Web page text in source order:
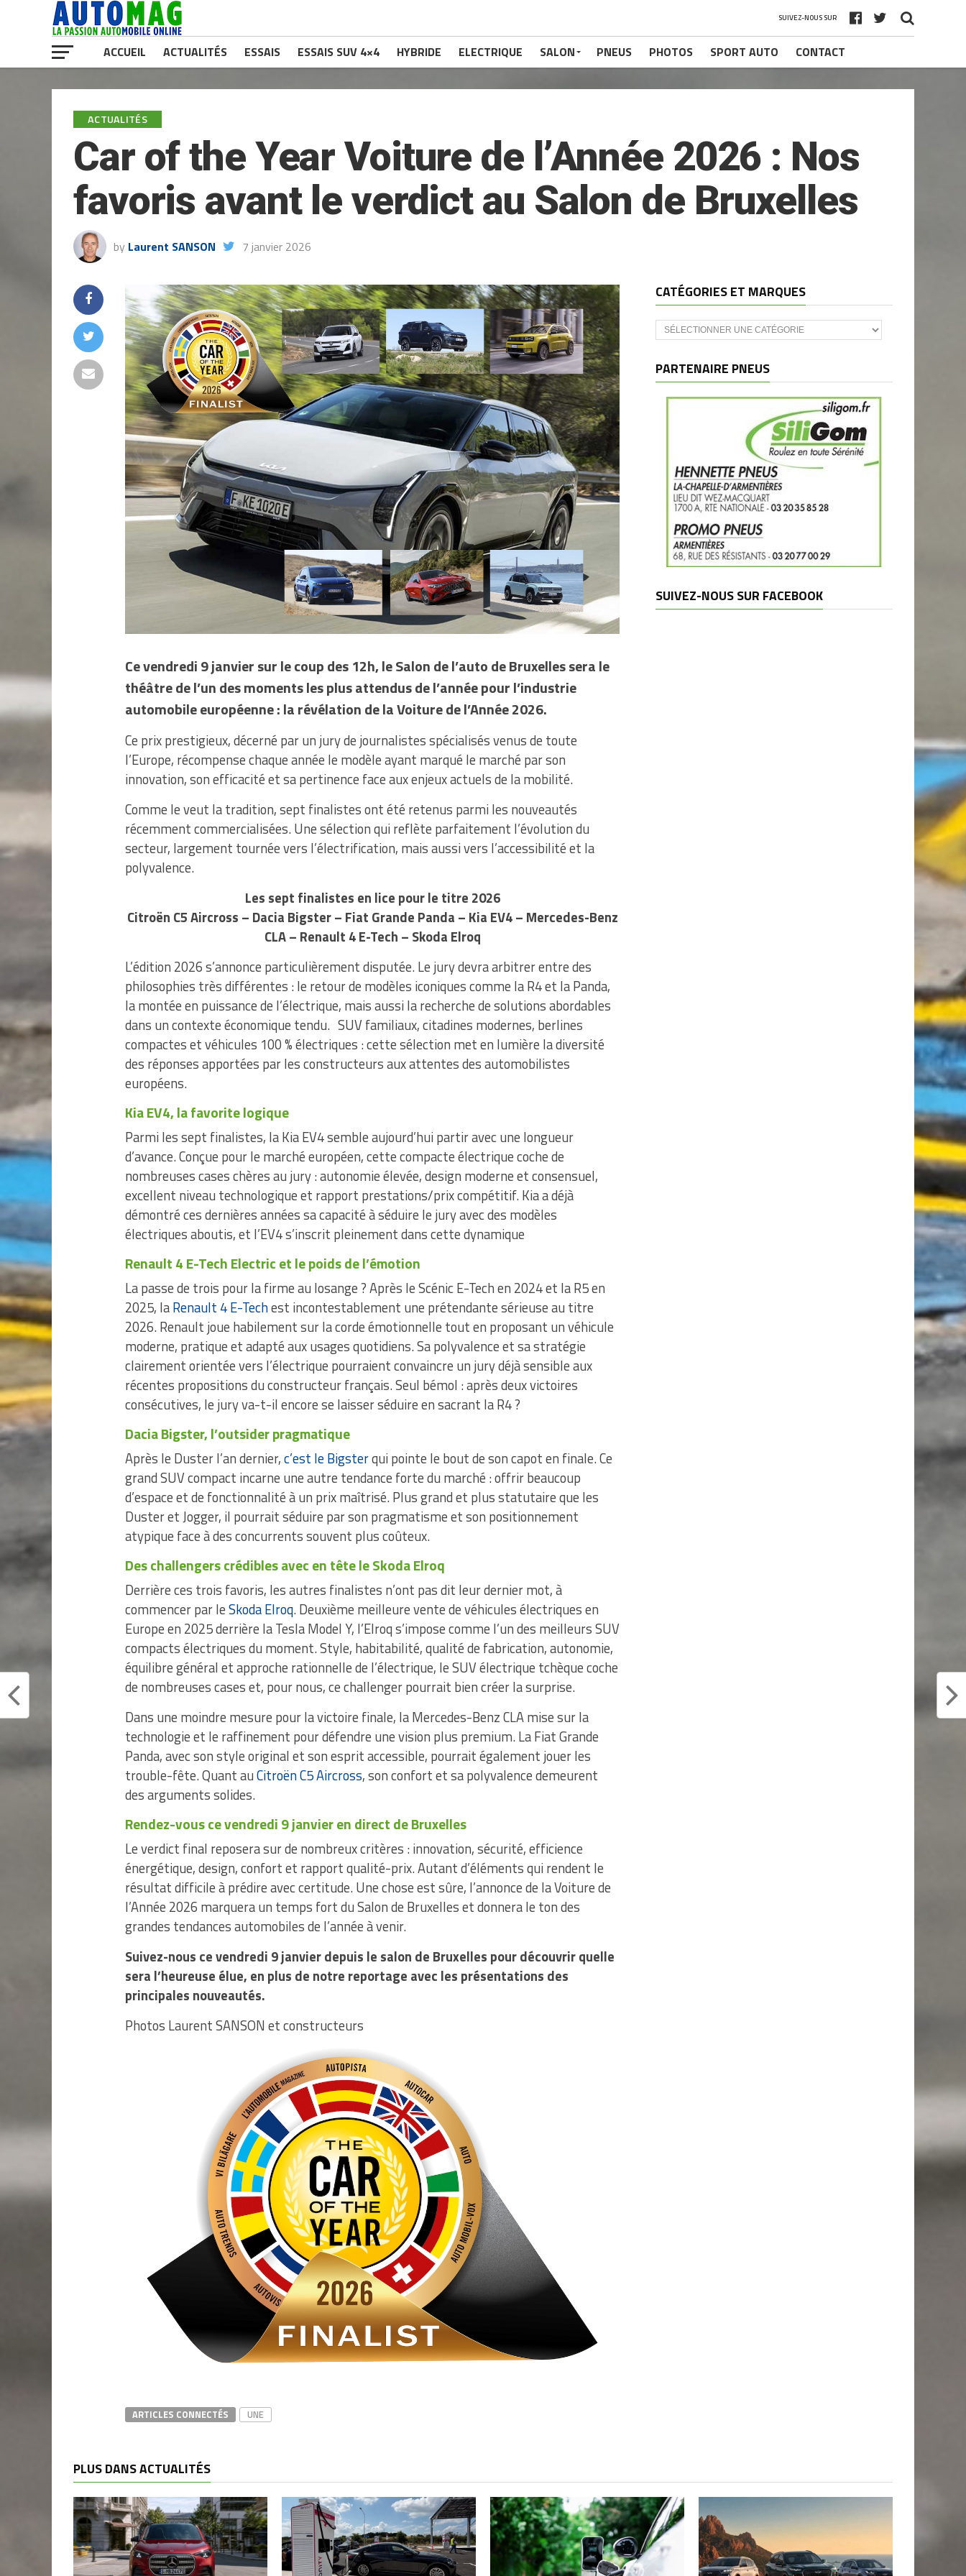
SUIVEZ-NOUS SUR
ACCUEIL ACTUALITÉS ESSAIS ESSAIS SUV 4×4 HYBRIDE ELECTRIQUE SALON PNEUS PHOTOS SPORT AUTO CONTACT
ACTUALITÉS
Car of the Year Voiture de l’Année 2026 : Nos
favoris avant le verdict au Salon de Bruxelles
by Laurent SANSON 7 janvier 2026
Ce vendredi 9 janvier sur le coup des 12h, le Salon de l’auto de Bruxelles sera le
théâtre de l’un des moments les plus attendus de l’année pour l’industrie
automobile européenne : la révélation de la Voiture de l’Année 2026.
Ce prix prestigieux, décerné par un jury de journalistes spécialisés venus de toute
l’Europe, récompense chaque année le modèle ayant marqué le marché par son
innovation, son efficacité et sa pertinence face aux enjeux actuels de la mobilité.
Comme le veut la tradition, sept finalistes ont été retenus parmi les nouveautés
récemment commercialisées. Une sélection qui reflète parfaitement l’évolution du
secteur, largement tournée vers l’électrification, mais aussi vers l’accessibilité et la
polyvalence.
Les sept finalistes en lice pour le titre 2026
Citroën C5 Aircross – Dacia Bigster – Fiat Grande Panda – Kia EV4 – Mercedes-Benz
CLA – Renault 4 E-Tech – Skoda Elroq
L’édition 2026 s’annonce particulièrement disputée. Le jury devra arbitrer entre des
philosophies très différentes : le retour de modèles iconiques comme la R4 et la Panda,
la montée en puissance de l’électrique, mais aussi la recherche de solutions abordables
dans un contexte économique tendu. SUV familiaux, citadines modernes, berlines
compactes et véhicules 100 % électriques : cette sélection met en lumière la diversité
des réponses apportées par les constructeurs aux attentes des automobilistes
européens.
Kia EV4, la favorite logique
Parmi les sept finalistes, la Kia EV4 semble aujourd’hui partir avec une longueur
d’avance. Conçue pour le marché européen, cette compacte électrique coche de
nombreuses cases chères au jury : autonomie élevée, design moderne et consensuel,
excellent niveau technologique et rapport prestations/prix compétitif. Kia a déjà
démontré ces dernières années sa capacité à séduire le jury avec des modèles
électriques aboutis, et l’EV4 s’inscrit pleinement dans cette dynamique
Renault 4 E-Tech Electric et le poids de l’émotion
La passe de trois pour la firme au losange ? Après le Scénic E-Tech en 2024 et la R5 en
2025, laRenault 4 E-Techest incontestablement une prétendante sérieuse au titre
2026. Renault joue habilement sur la corde émotionnelle tout en proposant un véhicule
moderne, pratique et adapté aux usages quotidiens. Sa polyvalence et sa stratégie
clairement orientée vers l’électrique pourraient convaincre un jury déjà sensible aux
récentes propositions du constructeur français. Seul bémol : après deux victoires
consécutives, le jury va-t-il encore se laisser séduire en sacrant la R4 ?
Dacia Bigster, l’outsider pragmatique
Après le Duster l’an dernier,c’est le Bigsterqui pointe le bout de son capot en finale. Ce
grand SUV compact incarne une autre tendance forte du marché : offrir beaucoup
d’espace et de fonctionnalité à un prix maîtrisé. Plus grand et plus statutaire que les
Duster et Jogger, il pourrait séduire par son pragmatisme et son positionnement
atypique face à des concurrents souvent plus coûteux.
Des challengers crédibles avec en tête le Skoda Elroq
Derrière ces trois favoris, les autres finalistes n’ont pas dit leur dernier mot, à
commencer par leSkoda Elroq. Deuxième meilleure vente de véhicules électriques en
Europe en 2025 derrière la Tesla Model Y, l’Elroq s’impose comme l’un des meilleurs SUV
compacts électriques du moment. Style, habitabilité, qualité de fabrication, autonomie,
équilibre général et approche rationnelle de l’électrique, le SUV électrique tchèque coche
de nombreuses cases et, pour nous, ce challenger pourrait bien créer la surprise.
Dans une moindre mesure pour la victoire finale, la Mercedes-Benz CLA mise sur la
technologie et le raffinement pour défendre une vision plus premium. La Fiat Grande
Panda, avec son style original et son esprit accessible, pourrait également jouer les
trouble-fête. Quant auCitroën C5 Aircross, son confort et sa polyvalence demeurent
des arguments solides.
Rendez-vous ce vendredi 9 janvier en direct de Bruxelles
Le verdict final reposera sur de nombreux critères : innovation, sécurité, efficience
énergétique, design, confort et rapport qualité-prix. Autant d’éléments qui rendent le
résultat difficile à prédire avec certitude. Une chose est sûre, l’annonce de la Voiture de
l’Année 2026 marquera un temps fort du Salon de Bruxelles et donnera le ton des
grandes tendances automobiles de l’année à venir.
Suivez-nous ce vendredi 9 janvier depuis le salon de Bruxelles pour découvrir quelle
sera l’heureuse élue, en plus de notre reportage avec les présentations des
principales nouveautés.
Photos Laurent SANSON et constructeurs
ARTICLES CONNECTÉS UNE
CATÉGORIES ET MARQUES
Catégories
et
PARTENAIRE PNEUS
SUIVEZ-NOUS SUR FACEBOOK
PLUS DANS ACTUALITÉS